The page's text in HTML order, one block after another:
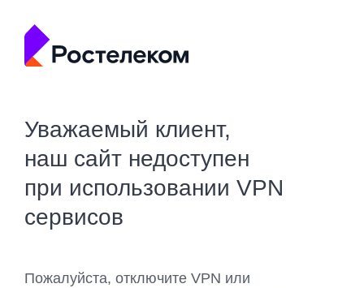
Уважаемый клиент,
наш сайт недоступен
при использовании VPN
сервисов
Пожалуйста, отключите VPN или